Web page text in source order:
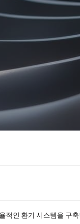
인 환기 시스템을 구